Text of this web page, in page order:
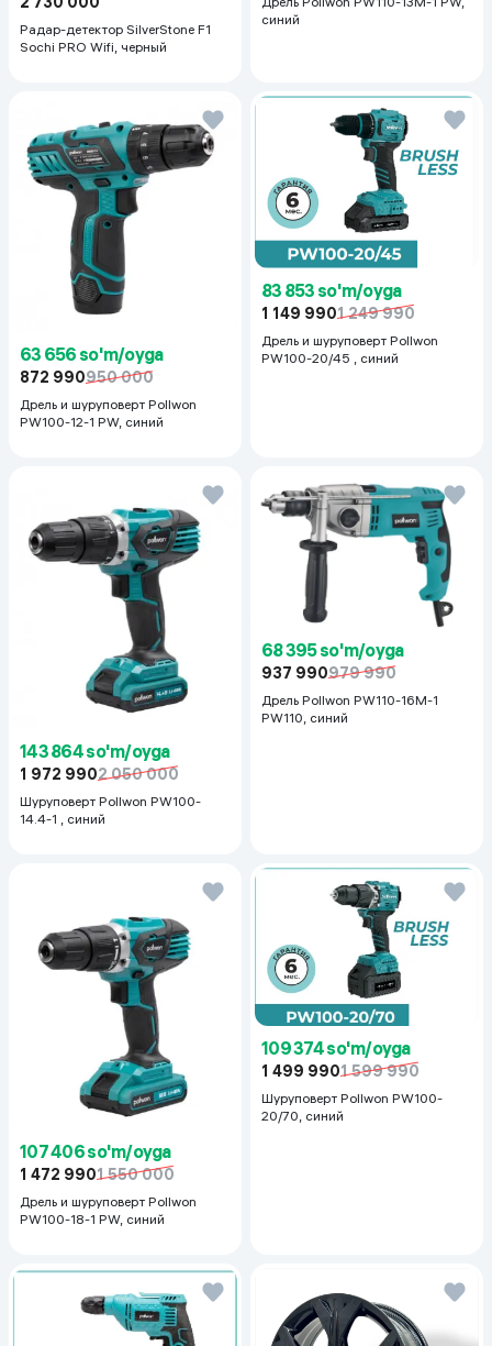
Радар-детектор SilverStone F1
Sochi PRO Wifi, черный
синий
63 656 so'm/oyga
872 990950 000
Дрель и шуруповерт Pollwon
PW100-12-1 PW, синий
83 853 so'm/oyga
1 149 9901 249 990
Дрель и шуруповерт Pollwon
PW100-20/45 , синий
143 864 so'm/oyga
1 972 9902 050 000
Шуруповерт Pollwon PW100-
14.4-1 , синий
68 395 so'm/oyga
937 990979 990
Дрель Pollwon PW110-16M-1
PW110, синий
107 406 so'm/oyga
1 472 9901 550 000
Дрель и шуруповерт Pollwon
PW100-18-1 PW, синий
109 374 so'm/oyga
1 499 9901 599 990
Шуруповерт Pollwon PW100-
20/70, синий